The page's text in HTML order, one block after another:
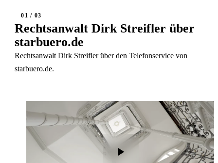
01 / 03
Rechtsanwalt Dirk Streifler über
starbuero.de
Rechtsanwalt Dirk Streifler über den Telefonservice von
starbuero.de.